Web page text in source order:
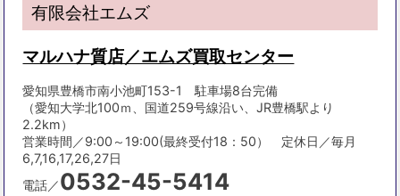
有限会社エムズ
マルハナ質店／エムズ買取センター
愛知県豊橋市南小池町153-1 駐車場8台完備
（愛知大学北100ｍ、国道259号線沿い、JR豊橋駅より
2.2km）
営業時間／9:00～19:00(最終受付18：50） 定休日／毎月
6,7,16,17,26,27日
電話／0532-45-5414